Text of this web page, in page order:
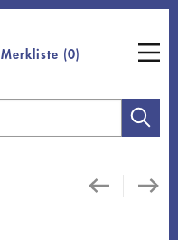
Merkliste (0)